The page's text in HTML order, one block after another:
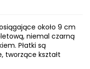
około 9 cm
niemal czarną
Płatki są
tworzące kształt